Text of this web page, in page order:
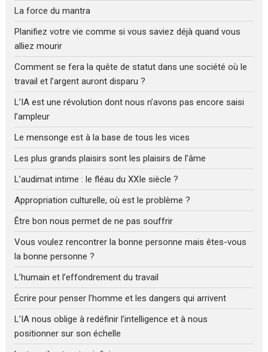
La force du mantra
Planifiez votre vie comme si vous saviez déjà quand vous
alliez mourir
Comment se fera la quête de statut dans une société où le
travail et l’argent auront disparu ?
L’IA est une révolution dont nous n’avons pas encore saisi
l’ampleur
Le mensonge est à la base de tous les vices
Les plus grands plaisirs sont les plaisirs de l’âme
L’audimat intime : le fléau du XXIe siècle ?
Appropriation culturelle, où est le problème ?
Être bon nous permet de ne pas souffrir
Vous voulez rencontrer la bonne personne mais êtes-vous
la bonne personne ?
L’humain et l’effondrement du travail
Écrire pour penser l’homme et les dangers qui arrivent
L’IA nous oblige à redéfinir l’intelligence et à nous
positionner sur son échelle